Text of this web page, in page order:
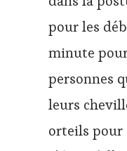
pour les
minute
personnes
leurs
orteils pour